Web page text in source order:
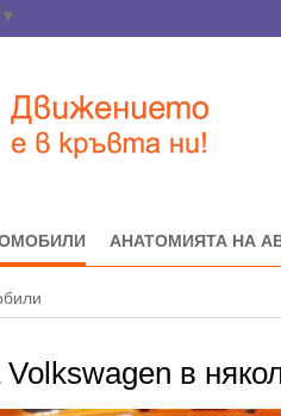
▼
АНАТОМИЯТА НА
в